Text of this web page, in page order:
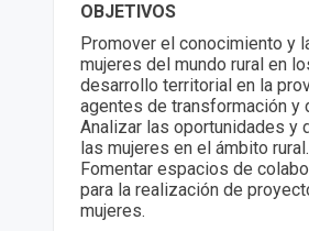
OBJETIVOS
Promover el conocimiento y
mujeres del mundo rural en
desarrollo territorial en la
agentes de transformación y
Analizar las oportunidades y
las mujeres en el ámbito rural.
Fomentar espacios de
para la realización de
mujeres.